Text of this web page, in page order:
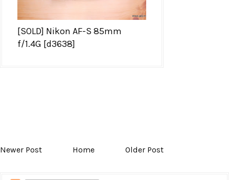
[SOLD] Nikon AF-S 85mm
f/1.4G [d3638]
Newer Post Home Older Post